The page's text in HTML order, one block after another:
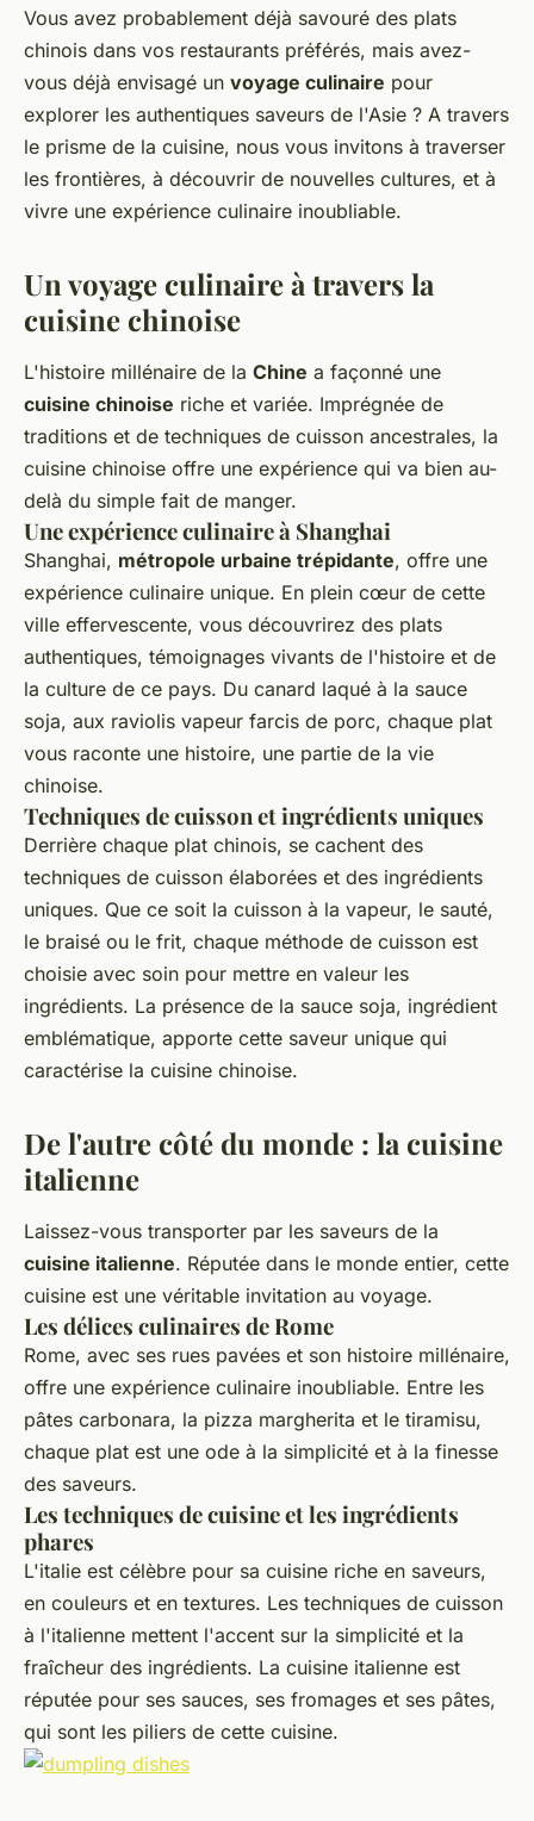
Exploration Culinaires :
Découvrez les Délices Cachés
de la Cuisine Asiatique
donat•14 août 2023•3 min de lecture
Vous avez probablement déjà savouré des plats
chinois dans vos restaurants préférés, mais avez-
vous déjà envisagé un voyage culinaire pour
explorer les authentiques saveurs de l'Asie ? A travers
le prisme de la cuisine, nous vous invitons à traverser
les frontières, à découvrir de nouvelles cultures, et à
vivre une expérience culinaire inoubliable.
Un voyage culinaire à travers la
cuisine chinoise
L'histoire millénaire de la Chine a façonné une
cuisine chinoise riche et variée. Imprégnée de
traditions et de techniques de cuisson ancestrales, la
cuisine chinoise offre une expérience qui va bien au-
delà du simple fait de manger.
Une expérience culinaire à Shanghai
Shanghai, métropole urbaine trépidante, offre une
expérience culinaire unique. En plein cœur de cette
ville effervescente, vous découvrirez des plats
authentiques, témoignages vivants de l'histoire et de
la culture de ce pays. Du canard laqué à la sauce
soja, aux raviolis vapeur farcis de porc, chaque plat
vous raconte une histoire, une partie de la vie
chinoise.
Techniques de cuisson et ingrédients uniques
Derrière chaque plat chinois, se cachent des
techniques de cuisson élaborées et des ingrédients
uniques. Que ce soit la cuisson à la vapeur, le sauté,
le braisé ou le frit, chaque méthode de cuisson est
choisie avec soin pour mettre en valeur les
ingrédients. La présence de la sauce soja, ingrédient
emblématique, apporte cette saveur unique qui
caractérise la cuisine chinoise.
De l'autre côté du monde : la cuisine
italienne
Laissez-vous transporter par les saveurs de la
cuisine italienne. Réputée dans le monde entier, cette
cuisine est une véritable invitation au voyage.
Les délices culinaires de Rome
Rome, avec ses rues pavées et son histoire millénaire,
offre une expérience culinaire inoubliable. Entre les
pâtes carbonara, la pizza margherita et le tiramisu,
chaque plat est une ode à la simplicité et à la finesse
des saveurs.
Les techniques de cuisine et les ingrédients
phares
L'italie est célèbre pour sa cuisine riche en saveurs,
en couleurs et en textures. Les techniques de cuisson
à l'italienne mettent l'accent sur la simplicité et la
fraîcheur des ingrédients. La cuisine italienne est
réputée pour ses sauces, ses fromages et ses pâtes,
qui sont les piliers de cette cuisine.